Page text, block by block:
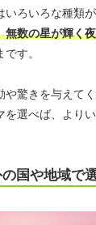
ろいろな種類が
無数の星が輝く
す。
や驚きを与えて
を選べば、より
国や地域で